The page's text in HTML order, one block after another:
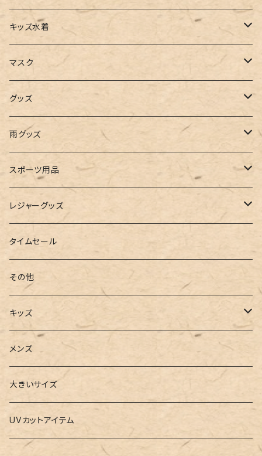
タンクトップ
キャミソール
インナー
ビスチェ
サロペット
ガウチョ
レギンス
その他
スニーカー
フラットシューズ
レインシューズ
レースアップ
ルームシューズ
インソール
ローファー
バックパック
カゴバッグ
エコバッグ
リュック
ハンドバッグ
ボストンバッグ
ワンピース
ビキニ
ワンショルダー
オフショルダー
バンドゥ
タンキニ
キャミキニ
フィットネス
2点セット
3点セット
4点セット
5点セット
キッズ水着
女の子
男の子
ユニセックス
マスク
アクセサリー
マスクケース
グッズ
帽子
ストール・マフラー
手袋
ポーチ
パスケース
ウォレット
カードケース
キーケース
メガネチェーン
雨グッズ
レインコート
スポーツ用品
トレーニング・スポーツウェア
トレーニンググッズ
ヨガウェア
ヨガソックス
ヨガグッズ
ヨガマット
レジャーグッズ
ビーチグッズ
タイムセール
その他
キッズ
Girls
水着
バレー
Boys
水着
グッズ
メンズ
大きいサイズ
UVカットアイテム